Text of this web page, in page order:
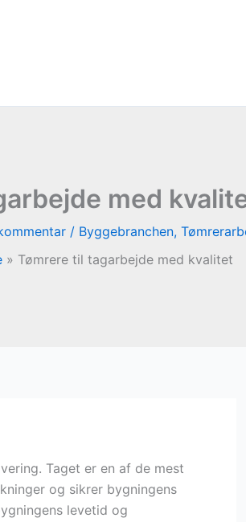
med
/ Byggebranchen,
Tømrere til tagarbejde med kvalitet
Taget er en af de mest
og sikrer bygningens
levetid og